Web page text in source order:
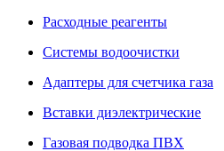
Расходные реагенты
Системы водоочистки
Адаптеры для счетчика газа
Вставки диэлектрические
Газовая подводка ПВХ